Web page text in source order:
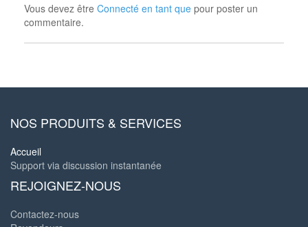
Vous devez être Connecté en tant que pour poster un
commentaire.
NOS PRODUITS & SERVICES
Accueil
Support via discussion instantanée
REJOIGNEZ-NOUS
Contactez-nous